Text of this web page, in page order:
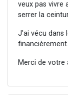
veux pas vivre
serrer la
J'ai vécu dans
financièrement.
Merci de votre